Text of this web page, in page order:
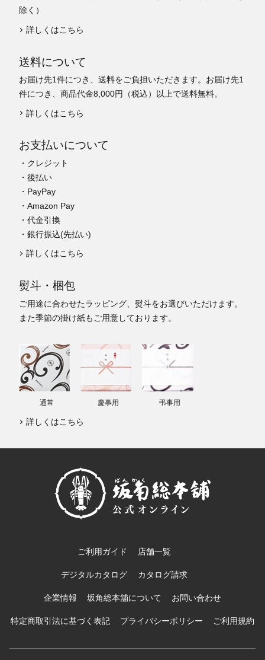
除く）
詳しくはこちら
送料について
お届け先1件につき、送料をご負担いただきます。お届け先1
件につき、商品代金8,000円（税込）以上で送料無料。
詳しくはこちら
お支払いについて
・クレジット
・後払い
・PayPay
・Amazon Pay
・代金引換
・銀行振込(先払い)
詳しくはこちら
熨斗・梱包
ご用途に合わせたラッピング、熨斗をお選びいただけます。
また季節の掛け紙もご用意しております。
通常 慶事用 弔事用
詳しくはこちら
ご利用ガイド 店舗一覧
デジタルカタログ カタログ請求
企業情報 坂角総本舖について お問い合わせ
特定商取引法に基づく表記 プライバシーポリシー ご利用規約